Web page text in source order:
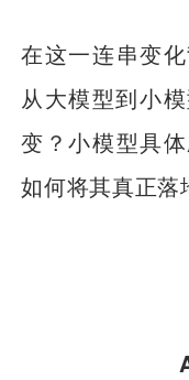
在这一连串变
从大模型到小
变？小模型具
如何将其真正落